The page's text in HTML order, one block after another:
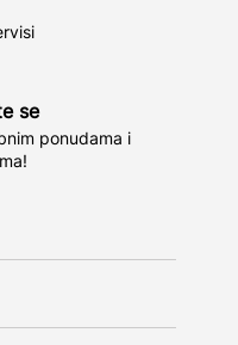
se
ponudama i